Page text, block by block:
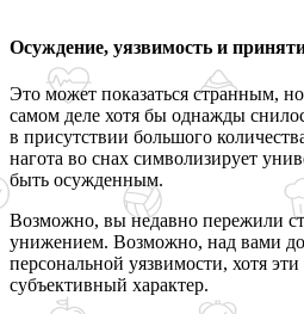
Осуждение, уязвимость и
Это может показаться странным,
самом деле хотя бы однажды
в присутствии большого
нагота во снах символизирует
быть осужденным.
Возможно, вы недавно пережили
унижением. Возможно, над вами
персональной уязвимости, хотя
субъективный характер.